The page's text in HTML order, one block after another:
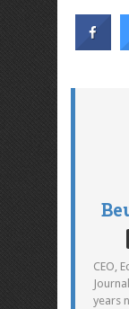
CEO,
years